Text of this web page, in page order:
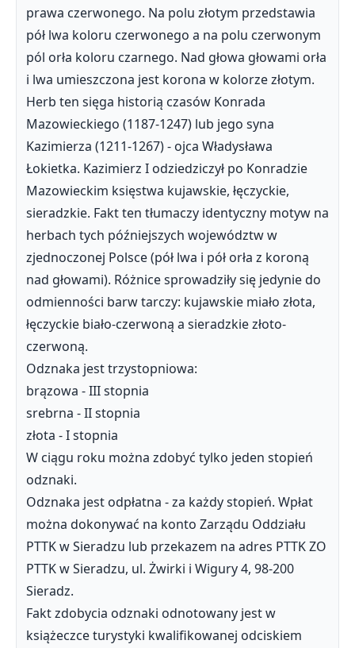
prawa czerwonego. Na polu złotym przedstawia
pół lwa koloru czerwonego a na polu czerwonym
pól orła koloru czarnego. Nad głowa głowami orła
i lwa umieszczona jest korona w kolorze złotym.
Herb ten sięga historią czasów Konrada
Mazowieckiego (1187-1247) lub jego syna
Kazimierza (1211-1267) - ojca Władysława
Łokietka. Kazimierz I odziedziczył po Konradzie
Mazowieckim księstwa kujawskie, łęczyckie,
sieradzkie. Fakt ten tłumaczy identyczny motyw na
herbach tych późniejszych województw w
zjednoczonej Polsce (pół lwa i pół orła z koroną
nad głowami). Różnice sprowadziły się jedynie do
odmienności barw tarczy: kujawskie miało złota,
łęczyckie biało-czerwoną a sieradzkie złoto-
czerwoną.
Odznaka jest trzystopniowa:
brązowa - III stopnia
srebrna - II stopnia
złota - I stopnia
W ciągu roku można zdobyć tylko jeden stopień
odznaki.
Odznaka jest odpłatna - za każdy stopień. Wpłat
można dokonywać na konto Zarządu Oddziału
PTTK w Sieradzu lub przekazem na adres PTTK ZO
PTTK w Sieradzu, ul. Żwirki i Wigury 4, 98-200
Sieradz.
Fakt zdobycia odznaki odnotowany jest w
książeczce turystyki kwalifikowanej odciskiem